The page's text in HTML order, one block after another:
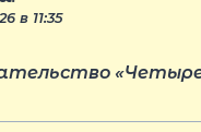
в 11:35